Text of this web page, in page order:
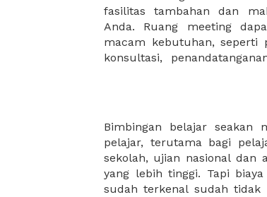
fasilitas tambahan dan
Anda. Ruang meeting
macam kebutuhan, seperti
konsultasi,
ataupun disesuaikan
meeting room di XWORK
Bimbingan belajar seakan
pelajar, terutama bagi
sekolah, ujian nasional dan
yang lebih tinggi. Tapi
sudah terkenal sudah
privat untuk membimbing
berakhir. Selain itu, dengan
untuk menjawab soal dari
pada umumnya belum
mengajar dengan